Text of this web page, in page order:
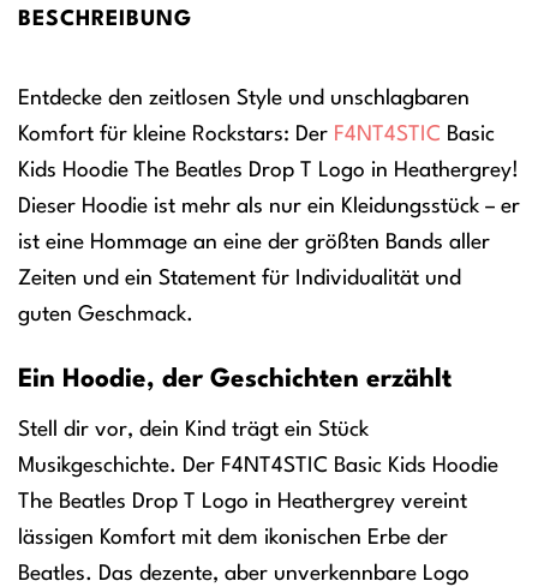
BESCHREIBUNG
Entdecke den zeitlosen Style und unschlagbaren
Komfort für kleine Rockstars: Der F4NT4STIC Basic
Kids Hoodie The Beatles Drop T Logo in Heathergrey!
Dieser Hoodie ist mehr als nur ein Kleidungsstück – er
ist eine Hommage an eine der größten Bands aller
Zeiten und ein Statement für Individualität und
guten Geschmack.
Ein Hoodie, der Geschichten erzählt
Stell dir vor, dein Kind trägt ein Stück
Musikgeschichte. Der F4NT4STIC Basic Kids Hoodie
The Beatles Drop T Logo in Heathergrey vereint
lässigen Komfort mit dem ikonischen Erbe der
Beatles. Das dezente, aber unverkennbare Logo